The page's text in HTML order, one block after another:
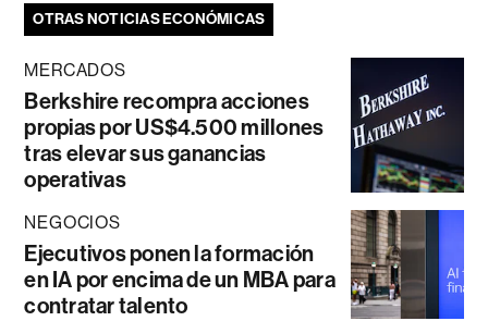
OTRAS NOTICIAS ECONÓMICAS
MERCADOS
Berkshire recompra acciones
propias por US$4.500 millones
tras elevar sus ganancias
operativas
NEGOCIOS
Ejecutivos ponen la formación
en IA por encima de un MBA para
contratar talento